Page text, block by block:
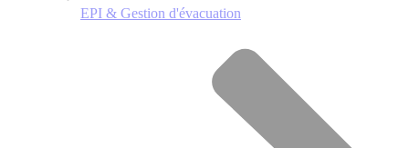
EPI & Gestion d'évacuation